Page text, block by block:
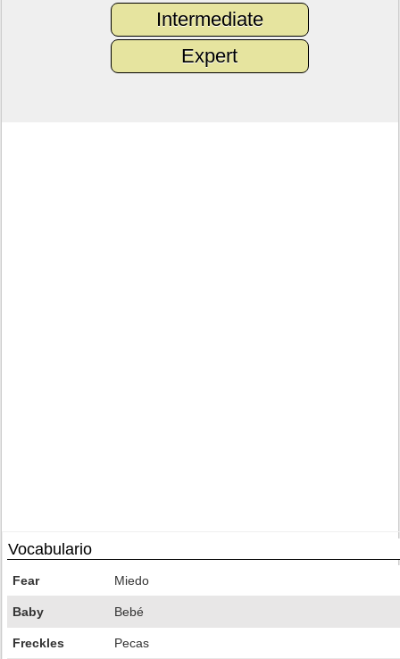
Intermediate
Expert
Vocabulario
Fear Miedo
Baby Bebé
Freckles Pecas